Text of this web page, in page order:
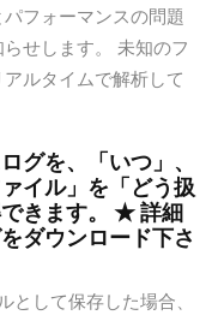
フォーマンスの問題
せします。 未知のフ
ルタイムで解析して
グを、「いつ」、
イル」を「どう扱
きます。 ★ 詳細
ダウンロード下さ
して保存した場合、